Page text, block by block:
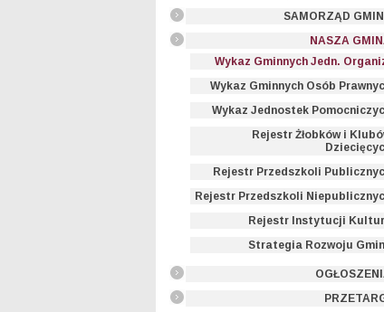
SAMORZĄD
NASZA
Wykaz Gminnych Jedn.
Wykaz Gminnych Osób
Wykaz Jednostek
Rejestr Żłobków i
Rejestr Przedszkoli
Rejestr Przedszkoli
Rejestr Instytucji
Strategia Rozwoju